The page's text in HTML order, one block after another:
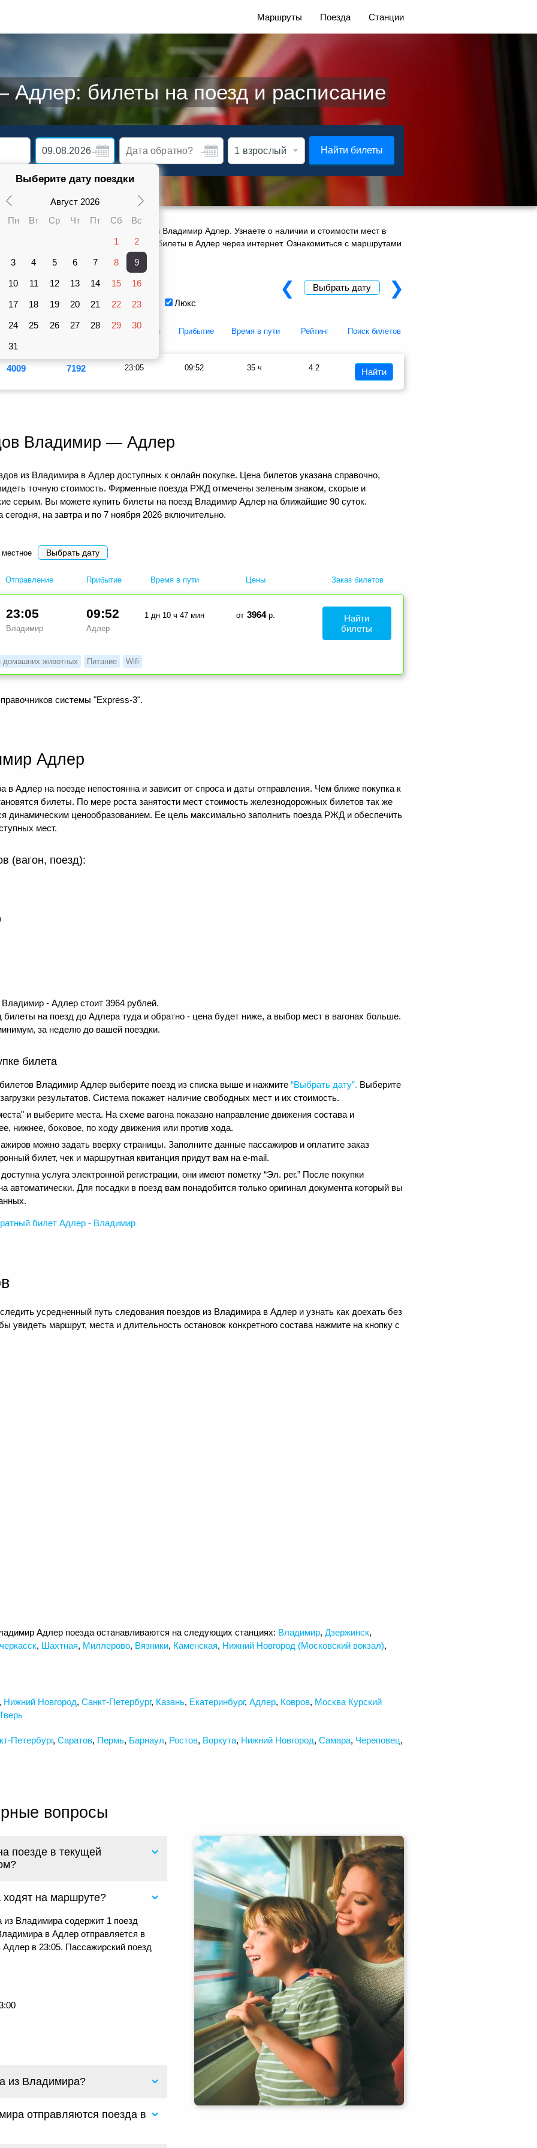
Маршруты Поезда Станции
билеты на поезд и расписание
Выберите дату поездки
Август 2026
Пн
Вт Ср Чт Пт Сб Вс
1 2
3 4 5 6 7 8 9
10 11 12 13 14 15 16
17 18 19 20 21 22 23
24 25 26 27 28 29 30
31
Найти билеты
расписание движения поездов Владимир Адлер. Узнаете о наличии и стоимости мест в
от 3964 руб. Сможете заказать ж/д билеты в Адлер через интернет. Ознакомиться с маршрутами
отзыв о своей поездке.
рублей Вагоны
Плацкарт Купе Люкс
❮ Выбрать дату ❯
Купе Люкс Отправление Прибытие Время в пути Рейтинг Поиск билетов
4009 7192 23:05 09:52 35 ч 4.2 Найти
Владимир — Адлер
из Владимира в Адлер доступных к онлайн покупке. Цена билетов указана справочно,
точную стоимость. Фирменные поезда РЖД отмечены зеленым знаком, скорые и
серым. Вы можете купить билеты на поезд Владимир Адлер на ближайшие 90 суток.
на завтра и по 7 ноября 2026 включительно.
Выбрать дату
Отправление Прибытие Время в пути Цены Заказ билетов
23:05
Владимир
09:52
Адлер
1 дн 10 ч 47 мин от 3964р.
домашних животных Питание Wifi
Найти
билеты
системы "Express-3".
Адлер
в Адлер на поезде непостоянна и зависит от спроса и даты отправления. Чем ближе покупка к
билеты. По мере роста занятости мест стоимость железнодорожных билетов так же
динамическим ценообразованием. Ее цель максимально заполнить поезда РЖД и обеспечить
мест.
(вагон, поезд):
- Адлер стоит 3964 рублей.
билеты на поезд до Адлера туда и обратно - цена будет ниже, а выбор мест в вагонах больше.
за неделю до вашей поездки.
билета
Владимир Адлер выберите поезд из списка выше и нажмите “Выбрать дату”. Выберите
результатов. Система покажет наличие свободных мест и их стоимость.
и выберите места. На схеме вагона показано направление движения состава и
нижнее, боковое, по ходу движения или против хода.
можно задать вверху страницы. Заполните данные пассажиров и оплатите заказ
билет, чек и маршрутная квитанция придут вам на e-mail.
услуга электронной регистрации, они имеют пометку “Эл. рег.” После покупки
автоматически. Для посадки в поезд вам понадобится только оригинал документа который вы
билет Адлер - Владимир
усредненный путь следования поездов из Владимира в Адлер и узнать как доехать без
увидеть маршрут, места и длительность остановок конкретного состава нажмите на кнопку с
Адлер поезда останавливаются на следующих станциях: Владимир, Дзержинск,
, Шахтная, Миллерово, Вязники, Каменская, Нижний Новгород (Московский вокзал),
Нижний Новгород, Санкт-Петербург, Казань, Екатеринбург, Адлер, Ковров, Москва Курский
Петербург, Саратов, Пермь, Барнаул, Ростов, Воркута, Нижний Новгород, Самара, Череповец,
вопросы
поезде в текущей
на маршруте?
Владимира содержит 1 поезд
в Адлер отправляется в
в 23:05. Пассажирский поезд
из Владимира?
отправляются поезда в